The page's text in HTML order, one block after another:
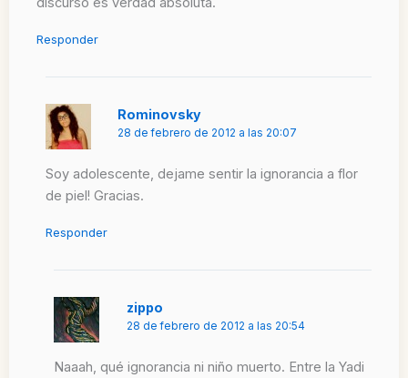
Responder
Rominovsky
28 de febrero de 2012 a las 20:07
Soy adolescente, dejame sentir la ignorancia a flor
de piel! Gracias.
Responder
zippo
28 de febrero de 2012 a las 20:54
Naaah, qué ignorancia ni niño muerto. Entre la Yadi